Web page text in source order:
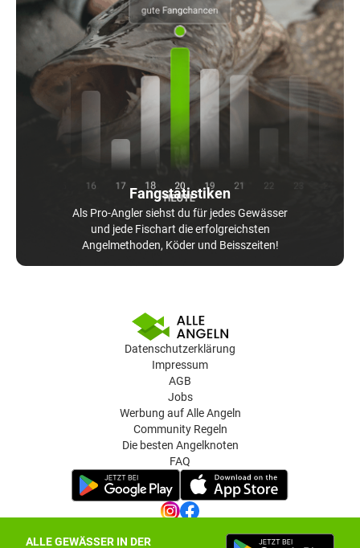
ALLE GEWÄSSER IN DER
Fangstatistiken
Als Pro-Angler siehst du für jedes Gewässer
und jede Fischart die erfolgreichsten
Angelmethoden, Köder und Beisszeiten!
Datenschutzerklärung
Impressum
AGB
Jobs
Werbung auf Alle Angeln
Community Regeln
Die besten Angelknoten
FAQ